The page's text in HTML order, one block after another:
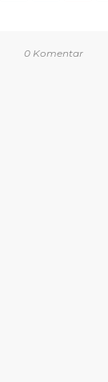
0 Komentar